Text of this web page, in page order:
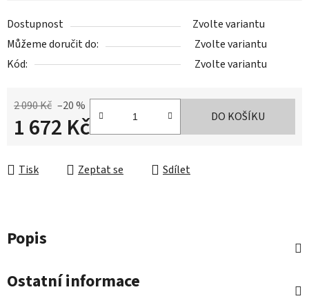
Dostupnost
Zvolte variantu
Můžeme doručit do:
Zvolte variantu
Kód:
Zvolte variantu
2 090 Kč –20 %
1 672 Kč DO KOŠÍKU
Tisk Zeptat se Sdílet
Popis
Ostatní informace